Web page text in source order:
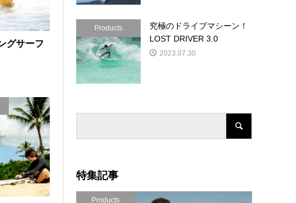
グサーフ
Products
究極のドライブマシーン！
LOST DRIVER 3.0
2023.07.30
特集記事
Products